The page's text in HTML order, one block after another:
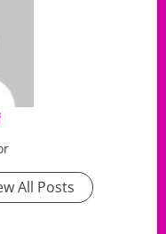
All Posts